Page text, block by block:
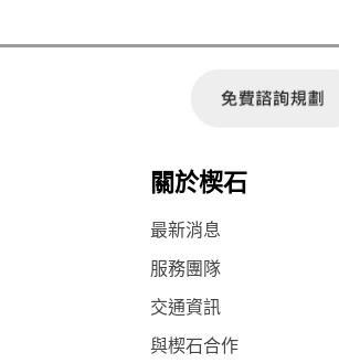
關於楔石
最新消息
服務團隊
交通資訊
與楔石合作